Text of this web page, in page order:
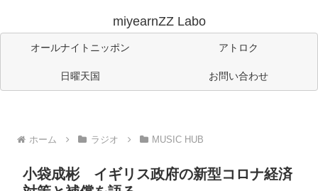
miyearnZZ Labo
オールナイトニッポン アトロク
日曜天国 お問い合わせ
ホーム ラジオ MUSIC HUB
小袋成彬 イギリス政府の新型コロナ経済